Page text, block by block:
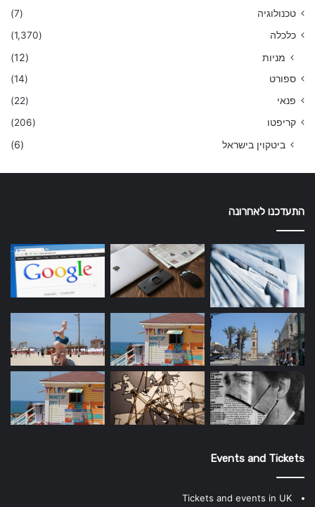
טכנולוגיה
(7)
כלכלה
(1,370)
מניות (12)
ספורט
(14)
פנאי
(22)
קריפטו
(206)
ביטקוין בישראל (6)
התעדכנו לאחרונה
Events and Tickets
Tickets and events in UK